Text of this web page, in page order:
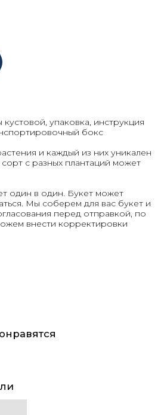
кустовой, упаковка, инструкция
бокс
и каждый из них уникален
с разных плантаций может
один в один. Букет может
Мы соберем для вас букет и
перед отправкой, по
внести корректировки